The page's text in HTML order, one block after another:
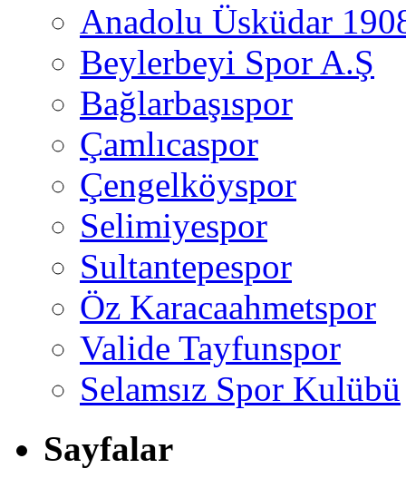
Anadolu Üsküdar
Beylerbeyi Spor A.Ş
Bağlarbaşıspor
Çamlıcaspor
Çengelköyspor
Selimiyespor
Sultantepespor
Öz Karacaahmetspor
Valide Tayfunspor
Selamsız Spor Kulübü
Sayfalar